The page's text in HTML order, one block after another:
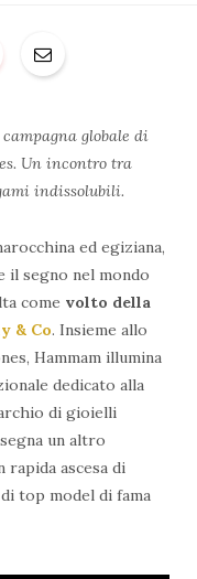
globale di
Un incontro tra
indissolubili.
ed egiziana,
il segno nel mondo
come volto della
& Co. Insieme allo
Hammam illumina
dedicato alla
di gioielli
un altro
ascesa di
top model di fama